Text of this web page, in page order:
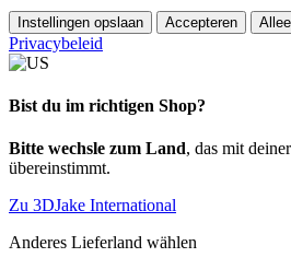
Instellingen opslaan Accepteren
Privacybeleid
Bist du im richtigen Shop?
Bitte wechsle zum Land, das mit
übereinstimmt.
Zu 3DJake International
Anderes Lieferland wählen